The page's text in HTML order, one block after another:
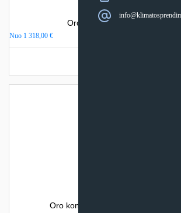
Oro kondicionierius Haier
Nuo 1 318,00 €
Oro kondicionierius Haier EXPERT